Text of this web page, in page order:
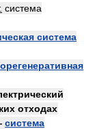
система
система
отходах
система